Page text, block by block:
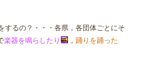
するの？・・・各県，各団体ごとにそ
楽器を鳴らしたり ， 踊りを踊った